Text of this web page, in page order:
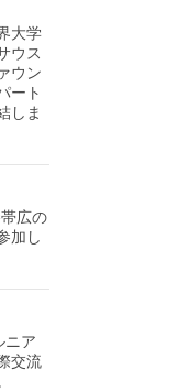
大学
ウス
ウン
ート
しま
広の
加し
ニア
交流